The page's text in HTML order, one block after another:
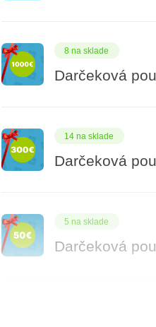
8 na sklade
Darčeková
14 na sklade
Darčeková
5 na sklade
Darčeková